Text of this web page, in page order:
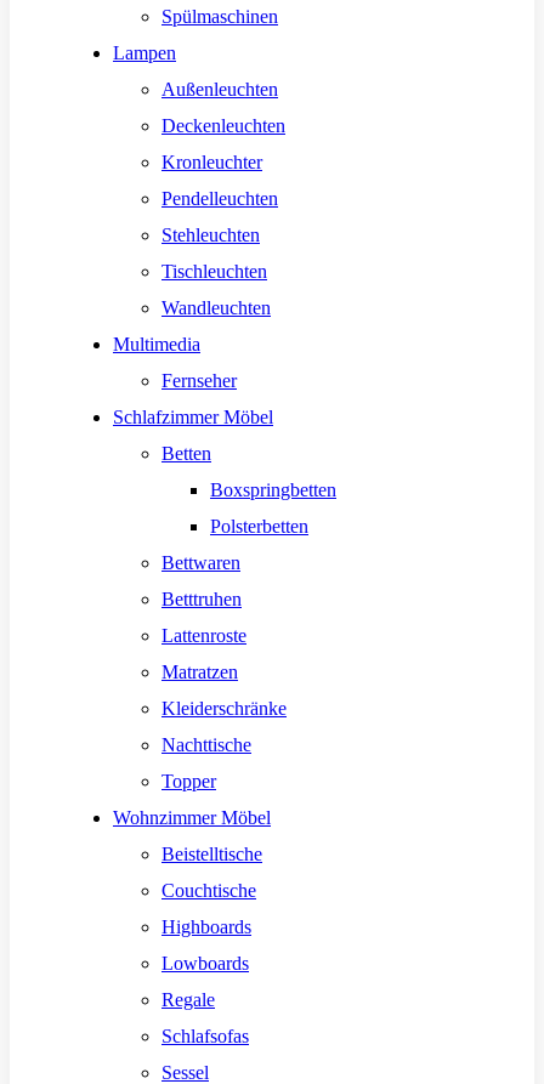
Spülmaschinen
Lampen
Außenleuchten
Deckenleuchten
Kronleuchter
Pendelleuchten
Stehleuchten
Tischleuchten
Wandleuchten
Multimedia
Fernseher
Schlafzimmer Möbel
Betten
Boxspringbetten
Polsterbetten
Bettwaren
Betttruhen
Lattenroste
Matratzen
Kleiderschränke
Nachttische
Topper
Wohnzimmer Möbel
Beistelltische
Couchtische
Highboards
Lowboards
Regale
Schlafsofas
Sessel